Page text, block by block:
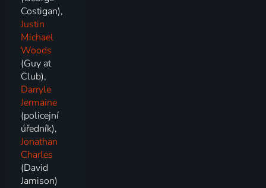
Costigan),
Justin
Michael
Woods
(Guy at
Club),
Darryle
Jermaine
(policejní
úředník),
Jonathan
Charles
(David
Jamison)